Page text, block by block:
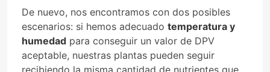
De nuevo, nos encontramos con dos posibles
escenarios: si hemos adecuado temperatura y
humedad para conseguir un valor de DPV
aceptable, nuestras plantas pueden seguir
recibiendo la misma cantidad de nutrientes que